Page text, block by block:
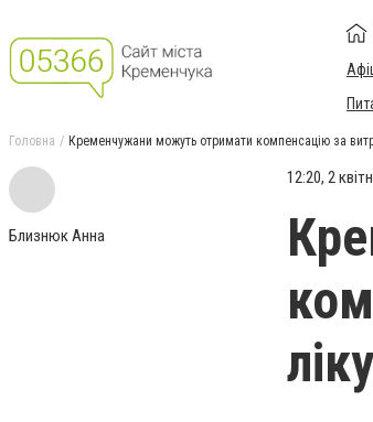
Головна Кременчужани можуть отримати компенсацію за
Близнюк Анна
12:20, 2